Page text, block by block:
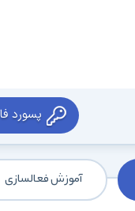
پسورد
آموزش فعالسازی